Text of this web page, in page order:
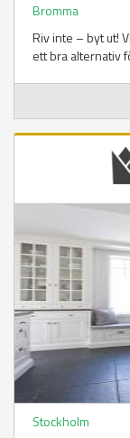
Bromma
Riv inte – byt ut!
ett bra alternativ
Stockholm